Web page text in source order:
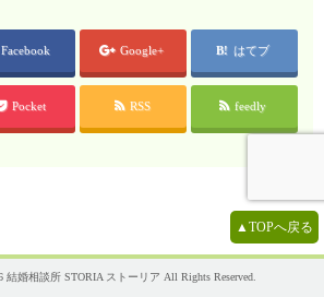
Facebook Google+ はてブ
Pocket RSS feedly
▲TOPへ戻る
結婚相談所 STORIA ストーリア All Rights Reserved.